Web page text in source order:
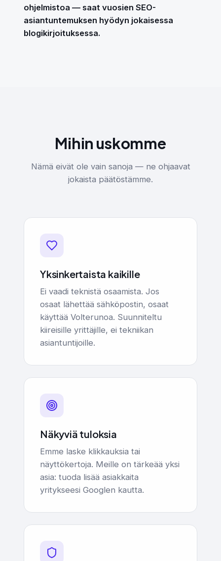
ohjelmistoa — saat vuosien SEO-
asiantuntemuksen hyödyn jokaisessa
blogikirjoituksessa.
Mihin uskomme
Nämä eivät ole vain sanoja — ne ohjaavat
jokaista päätöstämme.
Yksinkertaista kaikille
Ei vaadi teknistä osaamista. Jos
osaat lähettää sähköpostin, osaat
käyttää Volterunoa. Suunniteltu
kiireisille yrittäjille, ei tekniikan
asiantuntijoille.
Näkyviä tuloksia
Emme laske klikkauksia tai
näyttökertoja. Meille on tärkeää yksi
asia: tuoda lisää asiakkaita
yritykseesi Googlen kautta.